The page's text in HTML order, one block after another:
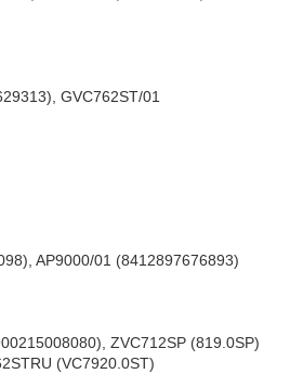
GVC762ST/01
AP9000/01 (8412897676893)
ZVC712SP (819.0SP)
(VC7920.0ST)